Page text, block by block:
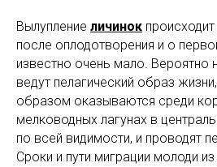
Вылупление личинок
после оплодотворения и о
известно очень мало. Вероятно
ведут пелагический образ
образом оказываются среди
мелководных лагунах в
по всей видимости, и проводят
Сроки и пути миграции молоди